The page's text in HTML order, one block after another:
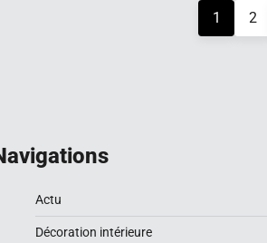
1 2
Actu
Décoration intérieure